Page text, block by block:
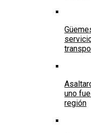
uno
región